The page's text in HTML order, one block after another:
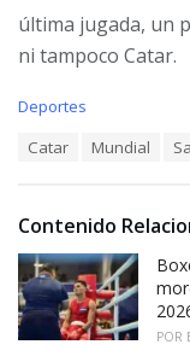
última jugada, un
ni tampoco Catar.
C
r
i
e
s
:
Deportes
:
Catar Mundial
Contenido
POR